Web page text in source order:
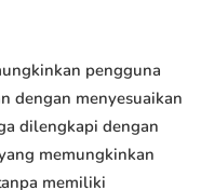
pengguna
dengan menyesuaikan
dilengkapi dengan
memungkinkan
memiliki